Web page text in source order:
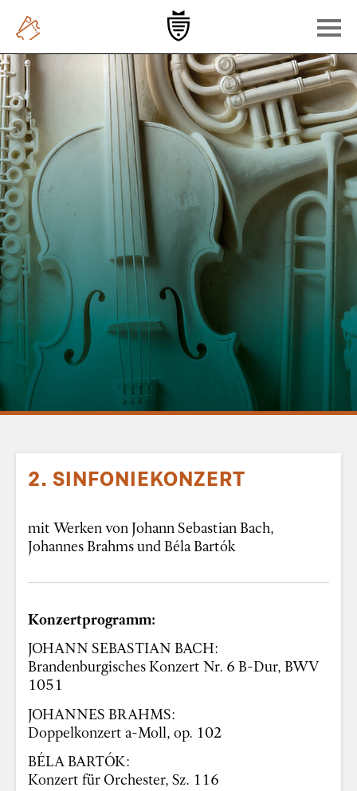
2. SINFONIEKONZERT
mit Werken von Johann Sebastian Bach,
Johannes Brahms und Béla Bartók
Konzertprogramm:
JOHANN SEBASTIAN BACH:
Brandenburgisches Konzert Nr. 6 B-Dur, BWV
1051
JOHANNES BRAHMS:
Doppelkonzert a-Moll, op. 102
BÉLA BARTÓK:
Konzert für Orchester, Sz. 116